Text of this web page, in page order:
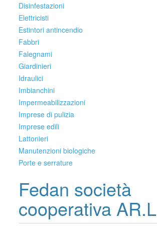
Disinfestazioni
Elettricisti
Estintori antincendio
Fabbri
Falegnami
Giardinieri
Idraulici
Imbianchini
Impermeabilizzazioni
Imprese di pulizia
Imprese edili
Lattonieri
Manutenzioni biologiche
Porte e serrature
Fedan società
cooperativa AR.L